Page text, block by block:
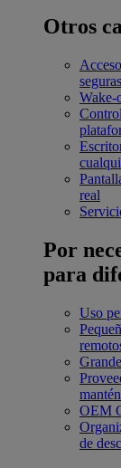
Otros
seguras
real
Por
para
Uso
OEM
de